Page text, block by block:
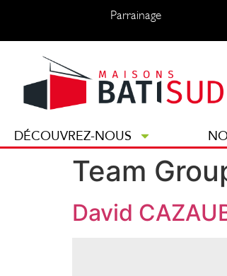
Parrainage
DÉCOUVREZ-NOUS
Team
David